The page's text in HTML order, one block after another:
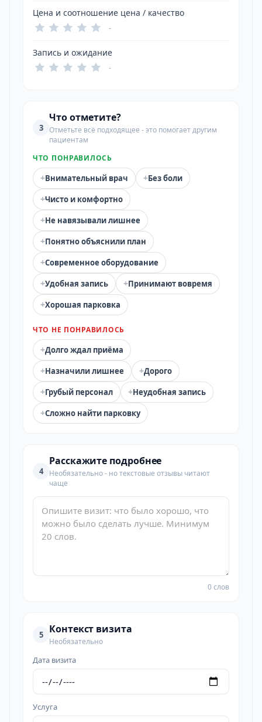
Цена и соотношение цена / качество
-
Запись и ожидание
-
3
Что отметите?
Отметьте всё подходящее - это помогает другим
пациентам
ЧТО ПОНРАВИЛОСЬ
+Внимательный врач +Без боли
+Чисто и комфортно
+Не навязывали лишнее
+Понятно объяснили план
+Современное оборудование
+Удобная запись +Принимают вовремя
+Хорошая парковка
ЧТО НЕ ПОНРАВИЛОСЬ
+Долго ждал приёма
+Назначили лишнее +Дорого
+Грубый персонал +Неудобная запись
+Сложно найти парковку
4
Расскажите подробнее
Необязательно - но текстовые отзывы читают
чаще
0 слов
5 Контекст визита
Необязательно
Дата визита
Услуга